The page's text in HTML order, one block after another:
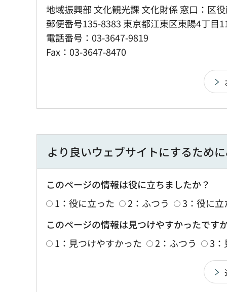
地域振興部 文化観光課 文化財係 窓口：区
郵便番号135-8383 東京都江東区東陽4丁目
電話番号：03-3647-9819
Fax：03-3647-8470
より良いウェブサイトにするため
このページの情報は役に立ちましたか？
1：役に立った
2：ふつう
3：役に
このページの情報は見つけやすかったです
1：見つけやすかった
2：ふつう 3：